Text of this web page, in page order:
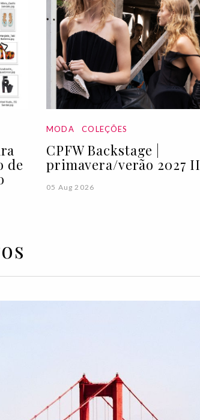
de
MODA COLEÇÕES
CPFW Backstage |
primavera/verão 2027 II
05 Aug 2026